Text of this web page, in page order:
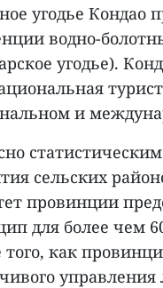
угодье Кондао
водно-
угодье).
и
сельских
провинции
для более чем
того, как